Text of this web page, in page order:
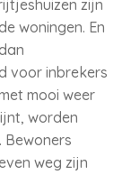
zijn
woningen. En
voor inbrekers
mooi weer
worden
Bewoners
weg zijn